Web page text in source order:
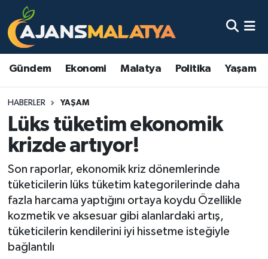
Gündem Ekonomi Malatya Politika Yaşam
HABERLER YAŞAM
Lüks tüketim ekonomik
krizde artıyor!
Son raporlar, ekonomik kriz dönemlerinde
tüketicilerin lüks tüketim kategorilerinde daha
fazla harcama yaptığını ortaya koydu Özellikle
kozmetik ve aksesuar gibi alanlardaki artış,
tüketicilerin kendilerini iyi hissetme isteğiyle
bağlantılı
Asayiş
Eğitim
Ekonomi
Gündem
Kadın
Kültür & Sanat
Malatya Nöbetçi Eczaneler
Malatya Namaz Vakitleri
Malatya Trafik Yoğunluk Haritası
TFF 3.Lig 2.Grup Puan Durumu ve Fikstür
Tüm Manşetler
Son Dakika Haberleri